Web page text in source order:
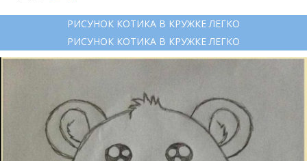
РИСУНОК КОТИКА В КРУЖКЕ ЛЕГКО
РИСУНОК КОТИКА В КРУЖКЕ ЛЕГКО